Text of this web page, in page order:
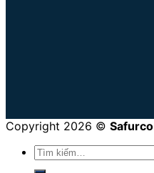
Copyright 2026 © Safurco